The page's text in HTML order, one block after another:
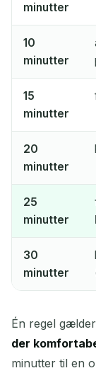
minutter
10
minutter
15
minutter
20
minutter
25
minutter
30
minutter
Én regel
der
minutter til en